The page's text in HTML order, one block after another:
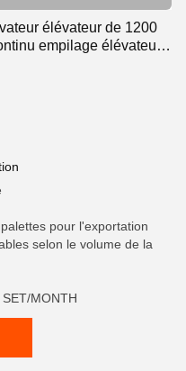
élévateur de 1200
empilage élévateur
pour l'exportation
selon le volume de la
MONTH